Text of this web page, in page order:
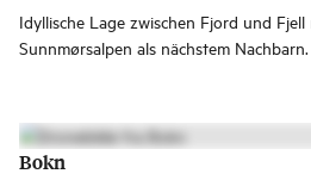
Idyllische Lage zwischen Fjord und Fjell
Sunnmørsalpen als nächstem
Familie!
Bokn